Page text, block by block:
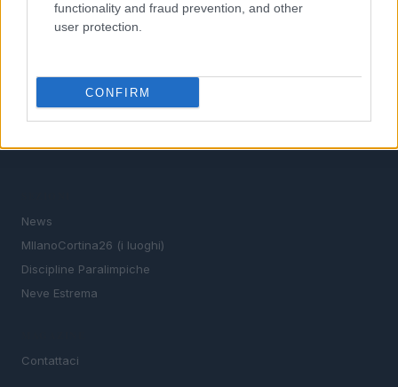
functionality and fraud prevention, and other
user protection.
CONFIRM
Verso il 2026: la magia delle Olimpiadi invernali tra le
News
MIlanoCortina26 (i luoghi)
Discipline Paralimpiche
Neve Estrema
Contattaci